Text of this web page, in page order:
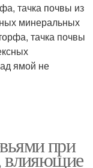
тачка почвы из
минеральных
тачка почвы
ямой не
при
влияющие